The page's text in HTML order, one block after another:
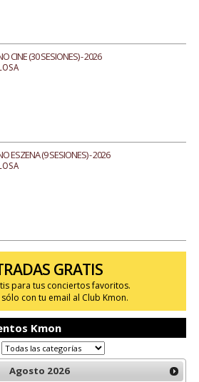
CINE (30 SESIONES) - 2026
ESZENA (9 SESIONES) - 2026
GRATIS
para tus conciertos favoritos.
con tu email al Club Kmon.
Kmon
Agosto 2026